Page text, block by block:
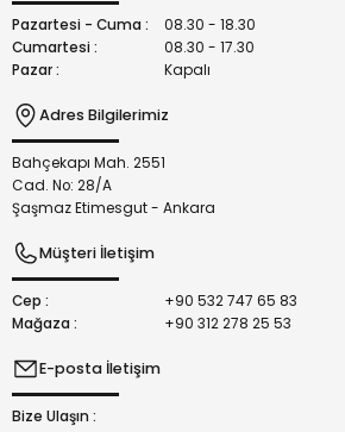
Bu ürüne benzer farklı alternatifler olmalı.
Pazartesi - Cuma :
08.30 - 18.30
Cumartesi :
08.30 - 17.30
Pazar :
Kapalı
Adres Bilgilerimiz
Bahçekapı Mah. 2551
Cad. No: 28/A
Şaşmaz Etimesgut - Ankara
Müşteri İletişim
Cep :
+90 532 747 65 83
Mağaza :
+90 312 278 25 53
E-posta İletişim
Bize Ulaşın :